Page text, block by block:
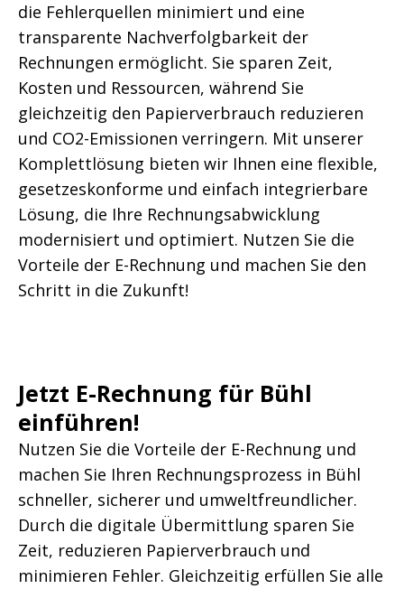
die Fehlerquellen minimiert und eine
transparente Nachverfolgbarkeit der
Rechnungen ermöglicht. Sie sparen Zeit,
Kosten und Ressourcen, während Sie
gleichzeitig den Papierverbrauch reduzieren
und CO2-Emissionen verringern. Mit unserer
Komplettlösung bieten wir Ihnen eine flexible,
gesetzeskonforme und einfach integrierbare
Lösung, die Ihre Rechnungsabwicklung
modernisiert und optimiert. Nutzen Sie die
Vorteile der E-Rechnung und machen Sie den
Schritt in die Zukunft!
Jetzt E-Rechnung für Bühl
einführen!
Nutzen Sie die Vorteile der E-Rechnung und
machen Sie Ihren Rechnungsprozess in Bühl
schneller, sicherer und umweltfreundlicher.
Durch die digitale Übermittlung sparen Sie
Zeit, reduzieren Papierverbrauch und
minimieren Fehler. Gleichzeitig erfüllen Sie alle